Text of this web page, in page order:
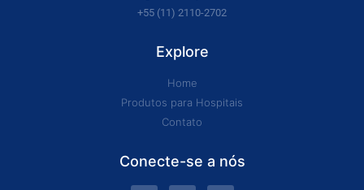
+55 (11) 2110-2702
Explore
Home
Produtos para Hospitais
Contato
Conecte-se a nós